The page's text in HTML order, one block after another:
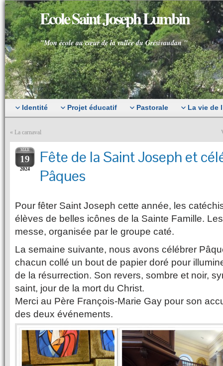
Ecole Saint Joseph Lumbin
"Mon école au cœur de la vallée du Grésivaudan "
Identité Projet éducatif Pastorale La vie de
« La carnaval
MAR
19
2024
Fête de la Saint Joseph et
Pâques
Pour fêter Saint Joseph cette année, les
élèves de belles icônes de la Sainte Famille.
messe, organisée par le groupe caté.
La semaine suivante, nous avons célébrer
chacun collé un bout de papier doré pour
de la résurrection. Son revers, sombre et noir,
saint, jour de la mort du Christ.
Merci au Père François-Marie Gay pour son
des deux événements.